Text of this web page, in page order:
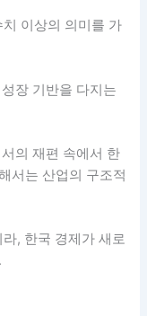
이상의 의미를 가
장 기반을 다지는
의 재편 속에서 한
서는 산업의 구조적
, 한국 경제가 새로